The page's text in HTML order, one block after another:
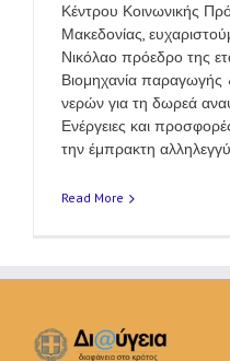
Κέντρου Κοινωνικής
Μακεδονίας,
Νικόλαο πρόεδρο της
Βιομηχανία
νερών για τη δωρεά
Ενέργειες και
την έμπρακτη
Read More